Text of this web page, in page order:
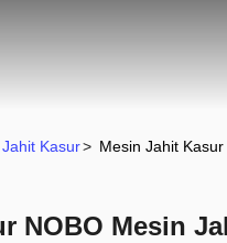
Kasur> Mesin Jahit
NOBO Mesin